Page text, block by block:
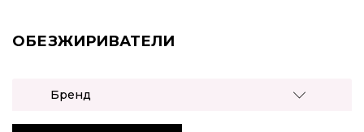
ОБЕЗЖИРИВАТЕЛИ
Бренд